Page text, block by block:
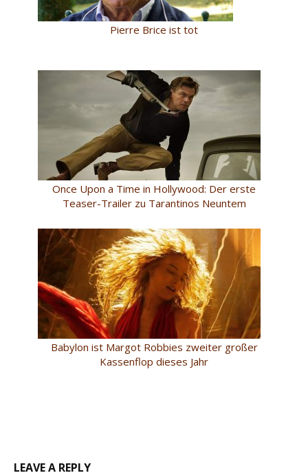
Pierre Brice ist tot
Once Upon a Time in Hollywood: Der erste
Teaser-Trailer zu Tarantinos Neuntem
Babylon ist Margot Robbies zweiter großer
Kassenflop dieses Jahr
LEAVE A REPLY